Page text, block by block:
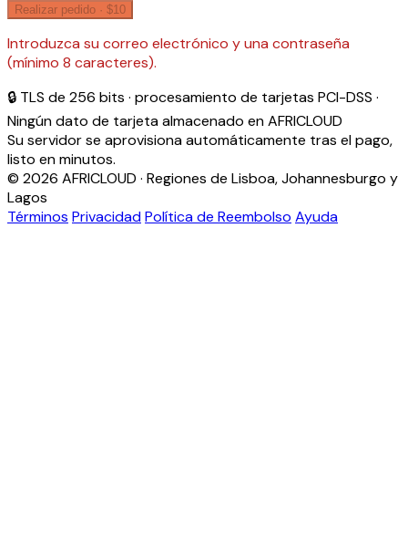
Realizar pedido · $10
Introduzca su correo electrónico y una contraseña
(mínimo 8 caracteres).
🔒 TLS de 256 bits · procesamiento de tarjetas PCI-DSS ·
Ningún dato de tarjeta almacenado en AFRICLOUD
Su servidor se aprovisiona automáticamente tras el pago,
listo en minutos.
© 2026 AFRICLOUD · Regiones de Lisboa, Johannesburgo y
Lagos
Términos PrivacidadPolítica de Reembolso Ayuda